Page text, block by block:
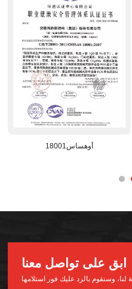
أوهساس18001
ابق على تواصل معنا